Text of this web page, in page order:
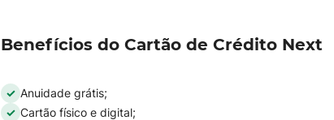
Benefícios do Cartão de Crédito Next
Anuidade grátis;
Cartão físico e digital;